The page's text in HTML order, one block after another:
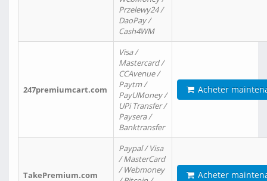
Przelewy24 /
DaoPay /
Cash4WM
247premiumcart.com
Visa /
Mastercard /
CCAvenue /
Paytm /
PayUMoney /
UPi Transfer /
Paysera /
Banktransfer
Acheter
TakePremium.com
Paypal / Visa
/ MasterCard
/ Webmoney
Acheter